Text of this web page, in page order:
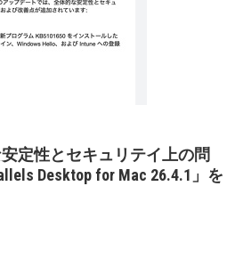
定性とセキュリテイ上の問
Desktop for Mac 26.4.1」を